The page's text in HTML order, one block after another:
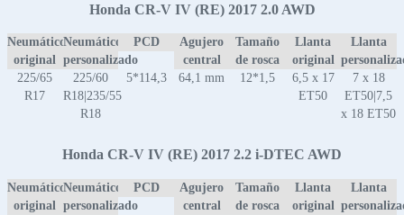
Honda CR-V IV (RE) 2017 2.0 AWD
Neumático
original
Neumático
personalizado
PCD
Agujero
central
Tamaño
de rosca
Llanta
original
Llanta
225/65
R17
225/60
R18|235/55
R18
5*114,3 64,1 mm 12*1,5
6,5 x 17
ET50
7 x 18
ET50|7,5
x 18 ET50
Honda CR-V IV (RE) 2017 2.2 i-DTEC AWD
Neumático
original
Neumático
personalizado
PCD
Agujero
central
Tamaño
de rosca
Llanta
original
Llanta